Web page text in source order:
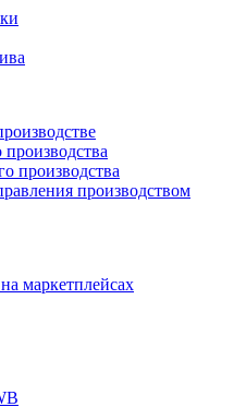
производства
производством
маркетплейсах